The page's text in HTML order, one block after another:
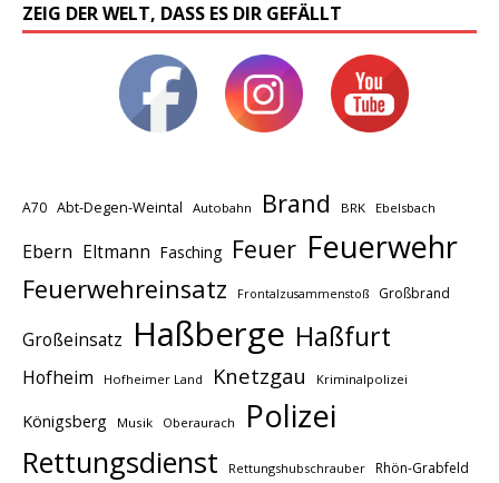
ZEIG DER WELT, DASS ES DIR GEFÄLLT
A70 Abt-Degen-Weintal Autobahn Brand BRK Ebelsbach
Ebern Eltmann Fasching Feuer Feuerwehr
Feuerwehreinsatz Frontalzusammenstoß Großbrand
Großeinsatz Haßberge Haßfurt
Hofheim Hofheimer Land Knetzgau Kriminalpolizei
Königsberg Musik Oberaurach Polizei
Rettungsdienst Rettungshubschrauber Rhön-Grabfeld